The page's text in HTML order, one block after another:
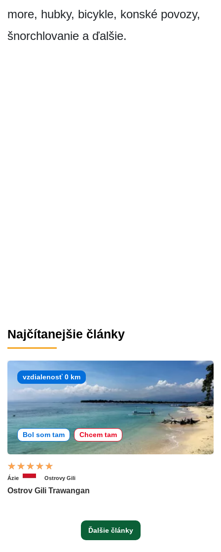
more, hubky, bicykle, konské povozy,
šnorchlovanie a ďalšie.
Najčítanejšie články
vzdialenosť 0 km
Bol som tam Chcem tam
Ázie Ostrovy Gili
Ostrov Gili Trawangan
Ďalšie články